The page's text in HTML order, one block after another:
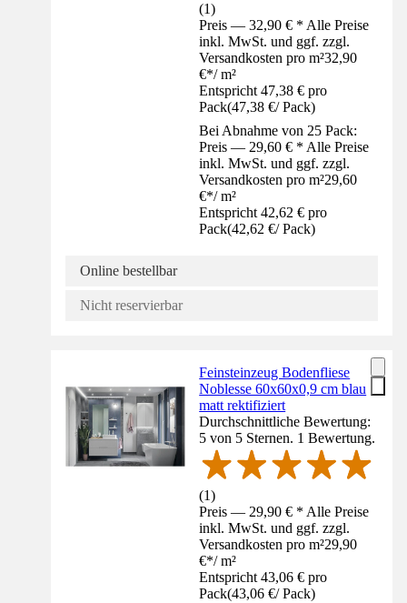
(1)
Preis — 32,90 € * Alle Preise
inkl. MwSt. und ggf. zzgl.
Versandkosten pro m²32,90
€*/ m²
Entspricht 47,38 € pro
Pack(47,38 €/ Pack)
Bei Abnahme von 25 Pack:
Preis — 29,60 € * Alle Preise
inkl. MwSt. und ggf. zzgl.
Versandkosten pro m²29,60
€*/ m²
Entspricht 42,62 € pro
Pack(42,62 €/ Pack)
Online bestellbar
Nicht reservierbar
Feinsteinzeug Bodenfliese
Noblesse 60x60x0,9 cm blau
matt rektifiziert
Durchschnittliche Bewertung:
5 von 5 Sternen. 1 Bewertung.
(1)
Preis — 29,90 € * Alle Preise
inkl. MwSt. und ggf. zzgl.
Versandkosten pro m²29,90
€*/ m²
Entspricht 43,06 € pro
Pack(43,06 €/ Pack)